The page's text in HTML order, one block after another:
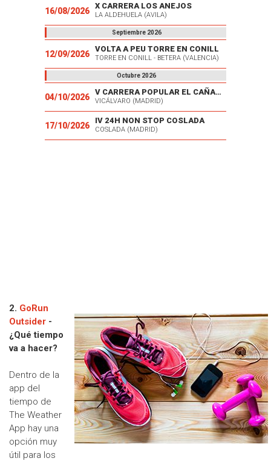
16/08/2026
X CARRERA LOS ANEJOS
LA ALDEHUELA (AVILA)
Septiembre 2026
12/09/2026
VOLTA A PEU TORRE EN CONILL
TORRE EN CONILL - BETERA (VALENCIA)
Octubre 2026
04/10/2026
V CARRERA POPULAR EL CAÑAVERAL
VICÁLVARO (MADRID)
17/10/2026
IV 24H NON STOP COSLADA
COSLADA (MADRID)
2. GoRun
Outsider -
¿Qué tiempo
va a hacer?
Dentro de la
app del
tiempo de
The Weather
App hay una
opción muy
útil para los